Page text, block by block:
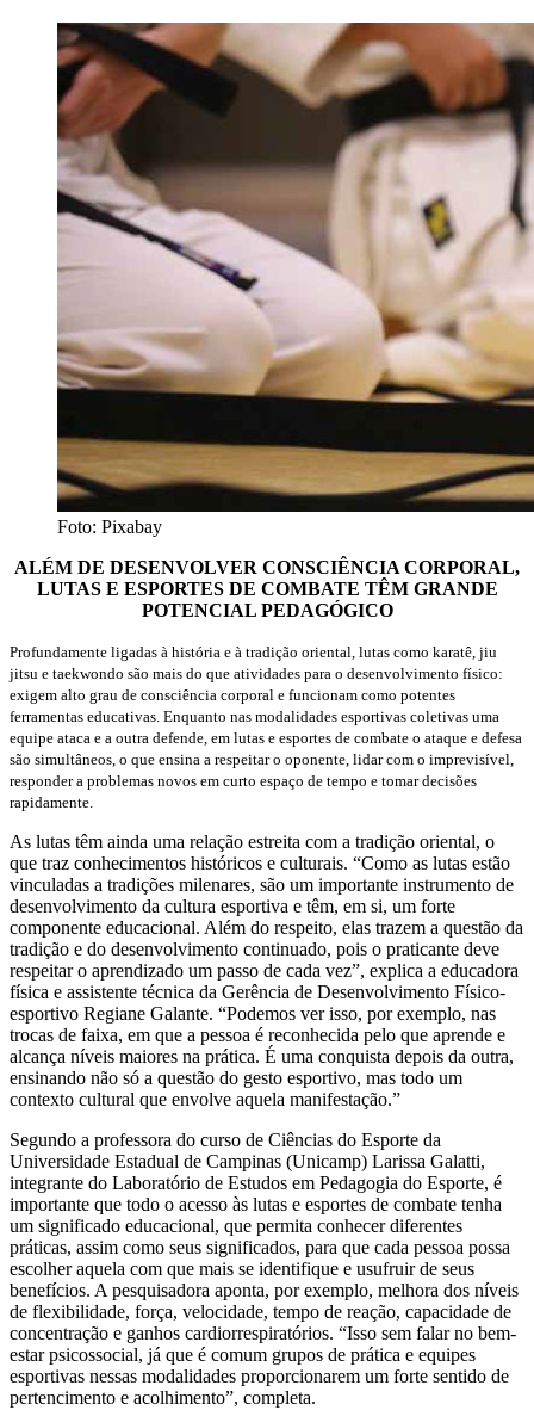
Foto: Pixabay
ALÉM DE DESENVOLVER CONSCIÊNCIA CORPORAL,
LUTAS E ESPORTES DE COMBATE TÊM GRANDE
POTENCIAL PEDAGÓGICO
Profundamente ligadas à história e à tradição oriental, lutas como karatê, jiu
jitsu e taekwondo são mais do que atividades para o desenvolvimento físico:
exigem alto grau de consciência corporal e funcionam como potentes
ferramentas educativas. Enquanto nas modalidades esportivas coletivas uma
equipe ataca e a outra defende, em lutas e esportes de combate o ataque e defesa
são simultâneos, o que ensina a respeitar o oponente, lidar com o imprevisível,
responder a problemas novos em curto espaço de tempo e tomar decisões
rapidamente.
As lutas têm ainda uma relação estreita com a tradição oriental, o
que traz conhecimentos históricos e culturais. “Como as lutas estão
vinculadas a tradições milenares, são um importante instrumento de
desenvolvimento da cultura esportiva e têm, em si, um forte
componente educacional. Além do respeito, elas trazem a questão da
tradição e do desenvolvimento continuado, pois o praticante deve
respeitar o aprendizado um passo de cada vez”, explica a educadora
física e assistente técnica da Gerência de Desenvolvimento Físico-
esportivo Regiane Galante. “Podemos ver isso, por exemplo, nas
trocas de faixa, em que a pessoa é reconhecida pelo que aprende e
alcança níveis maiores na prática. É uma conquista depois da outra,
ensinando não só a questão do gesto esportivo, mas todo um
contexto cultural que envolve aquela manifestação.”
Segundo a professora do curso de Ciências do Esporte da
Universidade Estadual de Campinas (Unicamp) Larissa Galatti,
integrante do Laboratório de Estudos em Pedagogia do Esporte, é
importante que todo o acesso às lutas e esportes de combate tenha
um significado educacional, que permita conhecer diferentes
práticas, assim como seus significados, para que cada pessoa possa
escolher aquela com que mais se identifique e usufruir de seus
benefícios. A pesquisadora aponta, por exemplo, melhora dos níveis
de flexibilidade, força, velocidade, tempo de reação, capacidade de
concentração e ganhos cardiorrespiratórios. “Isso sem falar no bem-
estar psicossocial, já que é comum grupos de prática e equipes
esportivas nessas modalidades proporcionarem um forte sentido de
pertencimento e acolhimento”, completa.